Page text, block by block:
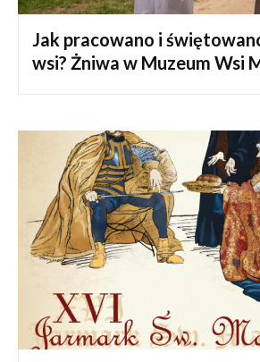
Jak pracowano i
wsi? Żniwa w Muzeum Wsi